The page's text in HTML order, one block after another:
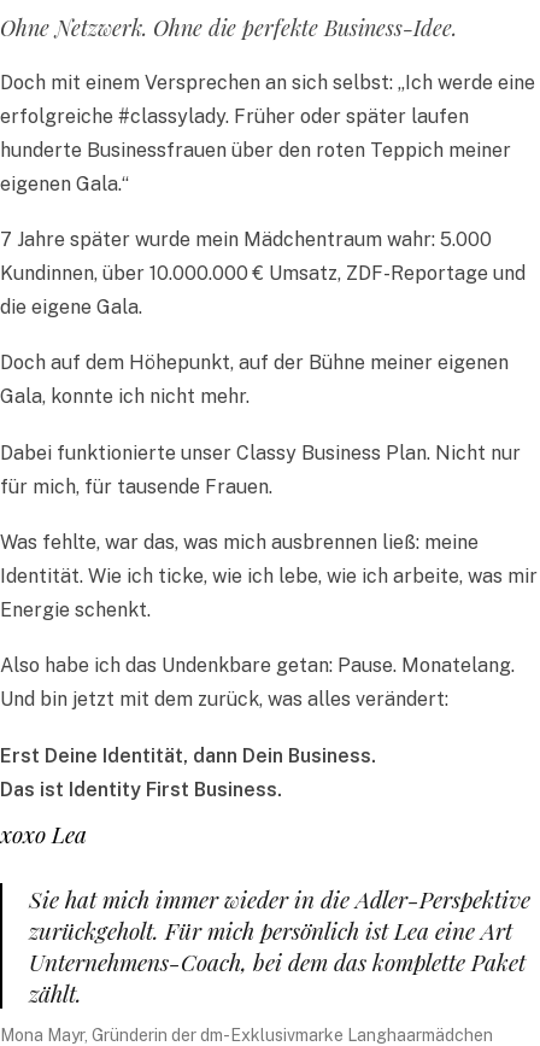
Ohne Netzwerk. Ohne die perfekte Business-Idee.
Doch mit einem Versprechen an sich selbst: „Ich werde eine
erfolgreiche #classylady. Früher oder später laufen
hunderte Businessfrauen über den roten Teppich meiner
eigenen Gala.“
7 Jahre später wurde mein Mädchentraum wahr: 5.000
Kundinnen, über 10.000.000 € Umsatz, ZDF-Reportage und
die eigene Gala.
Doch auf dem Höhepunkt, auf der Bühne meiner eigenen
Gala, konnte ich nicht mehr.
Dabei funktionierte unser Classy Business Plan. Nicht nur
für mich, für tausende Frauen.
Was fehlte, war das, was mich ausbrennen ließ: meine
Identität. Wie ich ticke, wie ich lebe, wie ich arbeite, was mir
Energie schenkt.
Also habe ich das Undenkbare getan: Pause. Monatelang.
Und bin jetzt mit dem zurück, was alles verändert:
Erst Deine Identität, dann Dein Business.
Das ist Identity First Business.
xoxo Lea
Sie hat mich immer wieder in die Adler-Perspektive
zurückgeholt. Für mich persönlich ist Lea eine Art
Unternehmens-Coach, bei dem das komplette Paket
zählt.
Mona Mayr, Gründerin der dm-Exklusivmarke Langhaarmädchen